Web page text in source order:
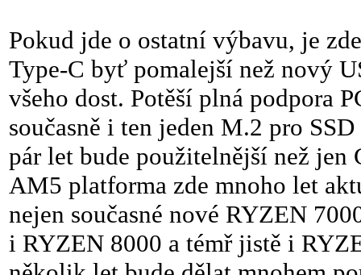
Pokud jde o ostatní výbavu, je
Type-C byť pomalejší než nový
všeho dost. Potěší plná podpora
současně i ten jeden M.2 pro
pár let bude použitelnější než jen
AM5 platforma zde mnoho let
nejen současné nové RYZEN
i RYZEN 8000 a témř jistě i